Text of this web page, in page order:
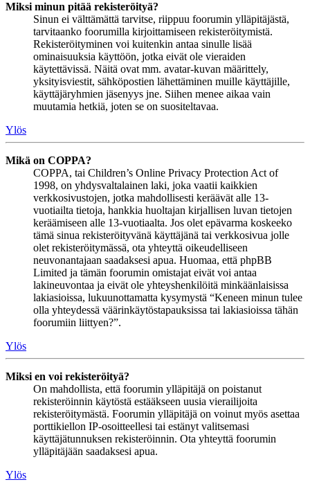
Miksi minun pitää rekisteröityä?
Sinun ei välttämättä tarvitse, riippuu foorumin ylläpitäjästä,
tarvitaanko foorumilla kirjoittamiseen rekisteröitymistä.
Rekisteröityminen voi kuitenkin antaa sinulle lisää
ominaisuuksia käyttöön, jotka eivät ole vieraiden
käytettävissä. Näitä ovat mm. avatar-kuvan määrittely,
yksityisviestit, sähköpostien lähettäminen muille käyttäjille,
käyttäjäryhmien jäsenyys jne. Siihen menee aikaa vain
muutamia hetkiä, joten se on suositeltavaa.
Ylös
Mikä on COPPA?
COPPA, tai Children’s Online Privacy Protection Act of
1998, on yhdysvaltalainen laki, joka vaatii kaikkien
verkkosivustojen, jotka mahdollisesti keräävät alle 13-
vuotiailta tietoja, hankkia huoltajan kirjallisen luvan tietojen
keräämiseen alle 13-vuotiaalta. Jos olet epävarma koskeeko
tämä sinua rekisteröityvänä käyttäjänä tai verkkosivua jolle
olet rekisteröitymässä, ota yhteyttä oikeudelliseen
neuvonantajaan saadaksesi apua. Huomaa, että phpBB
Limited ja tämän foorumin omistajat eivät voi antaa
lakineuvontaa ja eivät ole yhteyshenkilöitä minkäänlaisissa
lakiasioissa, lukuunottamatta kysymystä “Keneen minun tulee
olla yhteydessä väärinkäytöstapauksissa tai lakiasioissa tähän
foorumiin liittyen?”.
Ylös
Miksi en voi rekisteröityä?
On mahdollista, että foorumin ylläpitäjä on poistanut
rekisteröinnin käytöstä estääkseen uusia vierailijoita
rekisteröitymästä. Foorumin ylläpitäjä on voinut myös asettaa
porttikiellon IP-osoitteellesi tai estänyt valitsemasi
käyttäjätunnuksen rekisteröinnin. Ota yhteyttä foorumin
ylläpitäjään saadaksesi apua.
Ylös